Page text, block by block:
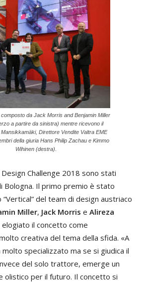
da Jack Morris and Benjamin Miller
a partire da sinistra) mentre ricevono il
Direttore Vendite Valtra EME
della giuria Hans Philip Zachau e Kimmo
Wihinen (destra).
Challenge 2018 sono stati
Bologna. Il primo premio è stato
del team di design austriaco
Miller, Jack Morris e Alireza
elogiato il concetto come
creativa del tema della sfida. «A
specializzato ma se si giudica il
del solo trattore, emerge un
olistico per il futuro. Il concetto si